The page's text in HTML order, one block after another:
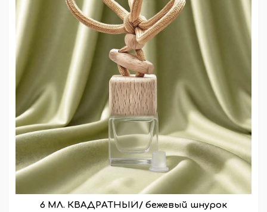
6 МЛ. КВАДРАТНЫЙ/ бежевый шнурок